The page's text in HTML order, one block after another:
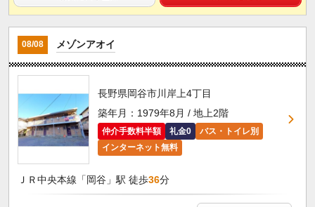
08/08 メゾンアオイ
長野県岡谷市川岸上4丁目
築年月：1979年8月 / 地上2階
仲介手数料半額 礼金0
バス・トイレ別
インターネット無料
ＪＲ中央本線「岡谷」駅 徒歩36分